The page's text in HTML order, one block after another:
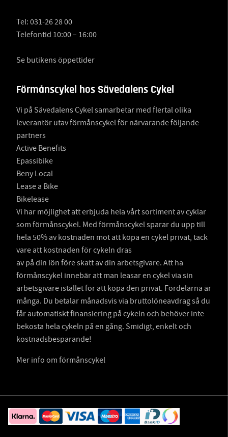
Tel: 031-26 28 00
Telefontid 10:00 – 16:00
Se butikens öppettider
Förmånscykel hos Sävedalens Cykel
Vi på Sävedalens Cykel samarbetar med flertal olika
leverantör utav förmånscykel för närvarande följande
partners
Active Benefits
Epassibike
Beny Local
Lease a Bike
Bikelease
Vi har möjlighet att erbjuda hela vårt sortiment av cyklar
som förmånscykel. Med förmånscykel sparar du upp till
hela 50% av kostnaden mot att köpa en cykel privat, tack
vare att kostnaden för cykeln dras
av på din lön före skatt av din arbetsgivare. Att ha
förmånscykel innebär att man leasar en cykel via sin
arbetsgivare istället för att köpa den privat. Fördelarna är
många. Du betalar månadsvis via bruttolöneavdrag så du
får automatiskt finansiering på cykeln och behöver inte
bekosta hela cykeln på en gång. Smidigt, enkelt och
kostnadsbesparande!
Mer info om förmånscykel